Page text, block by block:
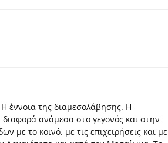
έννοια της διαμεσολάβησης. H
ανάμεσα στο γεγονός και στην
με το κοινό. με τις επιχειρήσεις και με